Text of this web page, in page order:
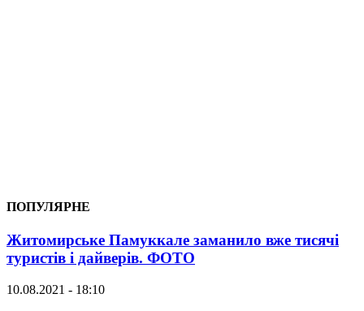
ПОПУЛЯРНЕ
Житомирське Памуккале заманило вже тисячі
туристів і дайверів. ФОТО
10.08.2021 - 18:10